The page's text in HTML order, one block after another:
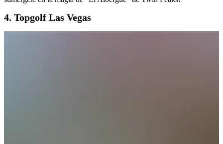
4. Topgolf Las Vegas